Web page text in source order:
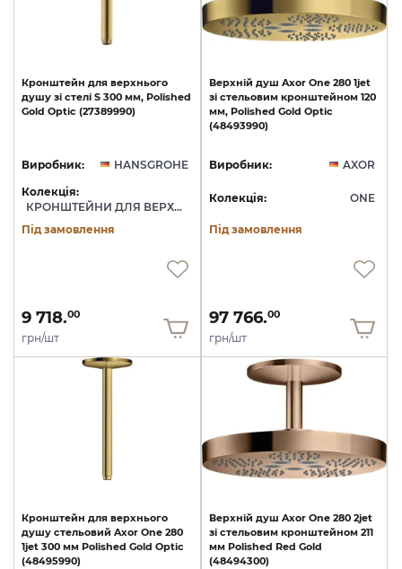
Кронштейн для верхнього
душу зі стелі S 300 мм, Polished
Gold Optic (27389990)
Виробник:
HANSGROHE
Колекція:
КРОНШТЕЙНИ ДЛЯ ВЕРХНЬОГО ДУШУ
Під замовлення
9 718.00
грн/шт
Верхній душ Axor One 280 1jet
зі стельовим кронштейном 120
мм, Polished Gold Optic
(48493990)
Виробник: AXOR
Колекція: ONE
Під замовлення
97 766.00
грн/шт
Кронштейн для верхнього
душу стельовий Axor One 280
1jet 300 мм Polished Gold Optic
(48495990)
Верхній душ Axor One 280 2jet
зі стельовим кронштейном 211
мм Polished Red Gold
(48494300)